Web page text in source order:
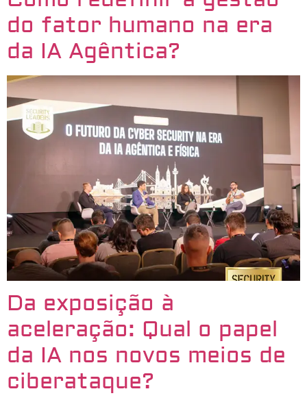
do fator humano na era
da IA Agêntica?
Da exposição à
aceleração: Qual o papel
da IA nos novos meios de
ciberataque?